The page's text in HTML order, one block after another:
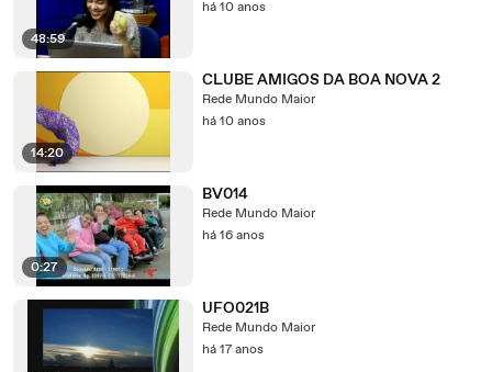
48:59
há 10 anos
14:20
CLUBE AMIGOS DA BOA NOVA 2
Rede Mundo Maior
há 10 anos
0:27
BV014
Rede Mundo Maior
há 16 anos
UFO021B
Rede Mundo Maior
há 17 anos